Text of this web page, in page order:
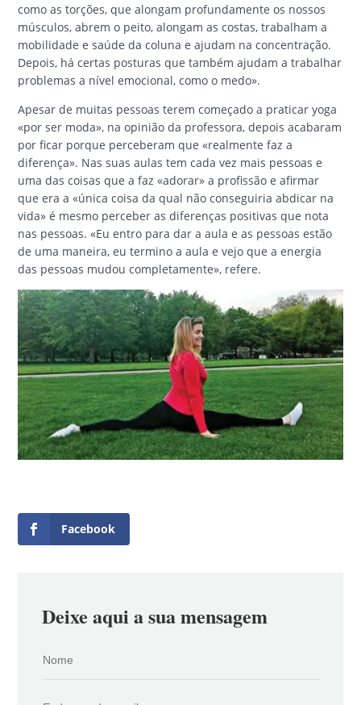
como as torções, que alongam profundamente os nossos
músculos, abrem o peito, alongam as costas, trabalham a
mobilidade e saúde da coluna e ajudam na concentração.
Depois, há certas posturas que também ajudam a trabalhar
problemas a nível emocional, como o medo».
Apesar de muitas pessoas terem começado a praticar yoga
«por ser moda», na opinião da professora, depois acabaram
por ficar porque perceberam que «realmente faz a
diferença». Nas suas aulas tem cada vez mais pessoas e
uma das coisas que a faz «adorar» a profissão e afirmar
que era a «única coisa da qual não conseguiria abdicar na
vida» é mesmo perceber as diferenças positivas que nota
nas pessoas. «Eu entro para dar a aula e as pessoas estão
de uma maneira, eu termino a aula e vejo que a energia
das pessoas mudou completamente», refere.
Facebook
Deixe aqui a sua mensagem